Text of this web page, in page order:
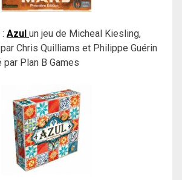
Azul un jeu de Micheal Kiesling,
Chris Quilliams et Philippe Guérin
Plan B Games